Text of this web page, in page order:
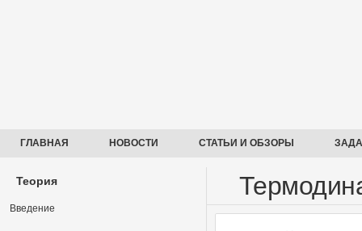
ГЛАВНАЯ НОВОСТИ СТАТЬИ И ОБЗОРЫ
Теория
Введение